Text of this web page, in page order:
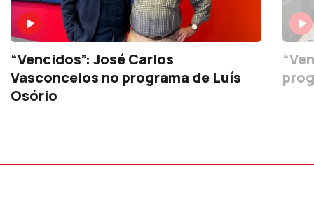
“Vencidos”: José Carlos
Vasconcelos no programa de Luís
Osório